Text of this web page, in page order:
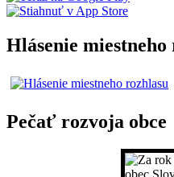
Hlásenie miestneho
Pečať rozvoja obce